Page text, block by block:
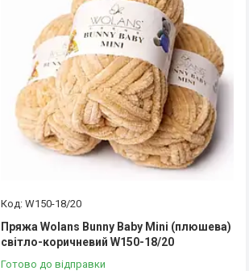
W150-18/20
Пряжа Wolans Bunny Baby Mini (плюшева)
світло-коричневий W150-18/20
Готово до відправки